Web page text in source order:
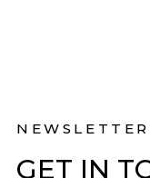
NEWSLETTER
GET IN